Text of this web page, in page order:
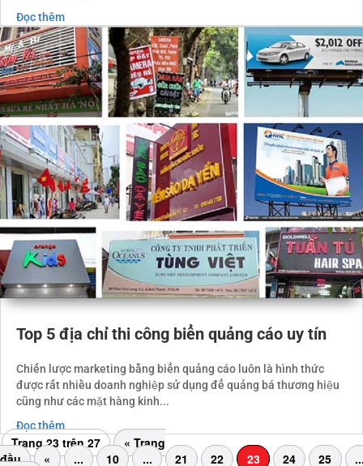
Đọc thêm
Top 5 địa chỉ thi công biển quảng cáo uy tín
Chiến lược marketing bằng biển quảng cáo luôn là hình thức
được rất nhiều doanh nghiệp sử dụng để quảng bá thương hiệu
cũng như các mặt hàng kinh...
Đọc thêm
Trang 23 trên 27
« Trang
đầu
« ... 10 ... 21 22 23 24 25